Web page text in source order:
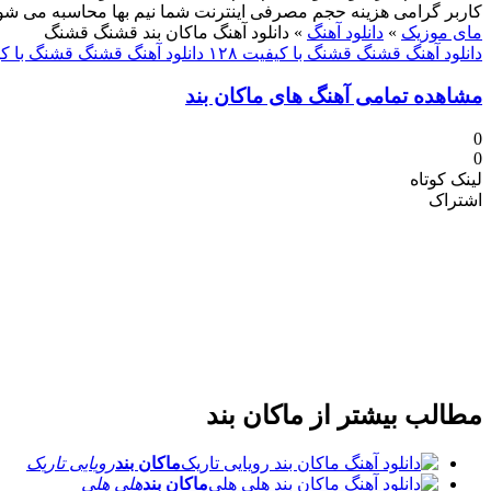
کاربر گرامی هزینه حجم مصرفی اینترنت شما نیم بها محاسبه می
مای موزیک » دانلود آهنگ » دانلود آهنگ ماکان بند قشنگ قشنگ
دانلود آهنگ قشنگ قشنگ با کیفیت ۱۲۸
دانلود آهنگ قشنگ قشنگ با
مشاهده تمامی آهنگ های ماکان بند
0
0
لینک کوتاه
اشتراک
مطالب بیشتر از ماکان بند
ماکان بندرویایی تاریک
ماکان بندهلی هلی